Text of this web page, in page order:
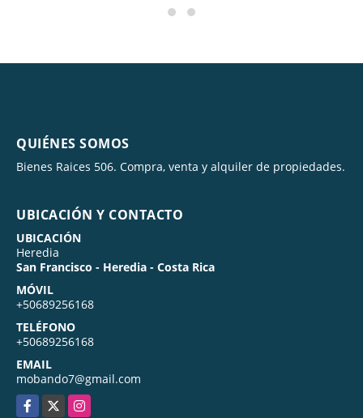
QUIÉNES SOMOS
Bienes Raices 506. Compra, venta y alquiler de propiedades.
UBICACIÓN Y CONTACTO
UBICACIÓN
Heredia
San Francisco - Heredia - Costa Rica
MÓVIL
+50689256168
TELÉFONO
+50689256168
EMAIL
mobando7@gmail.com
Facebook
X Instagram